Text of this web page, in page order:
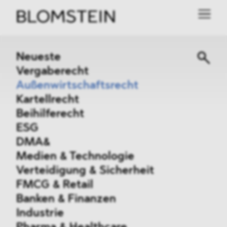
Neueste
Vergaberecht
Außenwirtschaftsrecht
Kartellrecht
Beihilferecht
ESG
DMA&
Medien & Technologie
Verteidigung & Sicherheit
FMCG & Retail
Banken & Finanzen
Industrie